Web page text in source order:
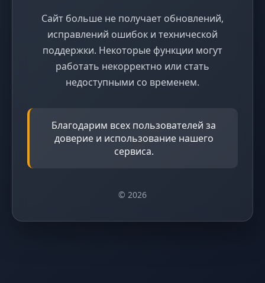
Сайт больше не получает обновлений,
исправлений ошибок и технической
поддержки. Некоторые функции могут
работать некорректно или стать
недоступными со временем.
Благодарим всех пользователей за
доверие и использование нашего
сервиса.
© 2026